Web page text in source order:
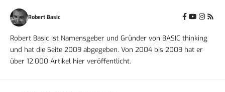
Robert Basic
Robert Basic ist Namensgeber und Gründer von BASIC thinking
und hat die Seite 2009 abgegeben. Von 2004 bis 2009 hat er
über 12.000 Artikel hier veröffentlicht.